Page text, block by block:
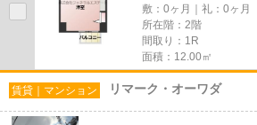
敷：0ヶ月｜礼：0ヶ月
所在階：2階
間取り：1R
面積：12.00㎡
賃貸｜マンション リマーク・オーワダ